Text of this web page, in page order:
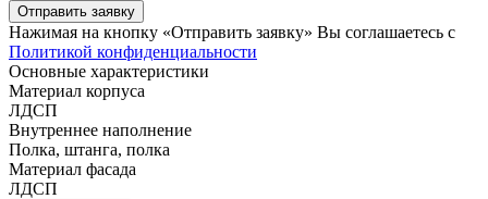
Отправить заявку
Нажимая на кнопку «Отправить заявку» Вы соглашаетесь с
Политикой конфиденциальности
Основные характеристики
Материал корпуса
ЛДСП
Внутреннее наполнение
Полка, штанга, полка
Материал фасада
ЛДСП